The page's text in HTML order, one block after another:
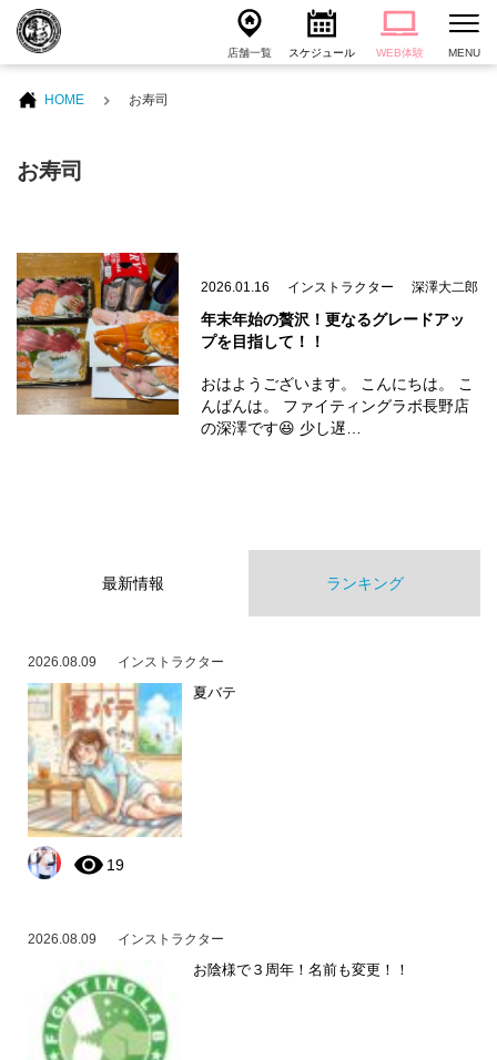
店舗一覧 スケジュール WEB体験 MENU
HOME お寿司
お寿司
2026.01.16 インストラクター 深澤大二郎
年末年始の贅沢！更なるグレードアッ
プを目指して！！
おはようございます。 こんにちは。 こ
んばんは。 ファイティングラボ長野店
の深澤です😆 少し遅…
最新情報 ランキング
2026.08.09 インストラクター
夏バテ
19
2026.08.09 インストラクター
お陰様で３周年！名前も変更！！